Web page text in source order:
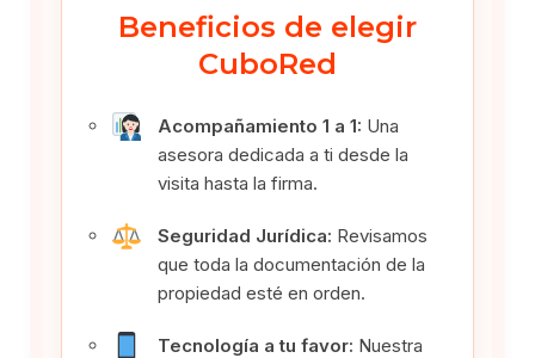
Beneficios de elegir
CuboRed
Acompañamiento 1 a 1: Una
asesora dedicada a ti desde la
visita hasta la firma.
Seguridad Jurídica: Revisamos
que toda la documentación de la
propiedad esté en orden.
Tecnología a tu favor: Nuestra